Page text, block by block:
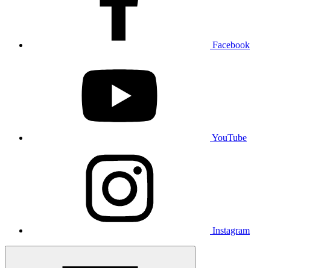
Facebook
YouTube
Instagram